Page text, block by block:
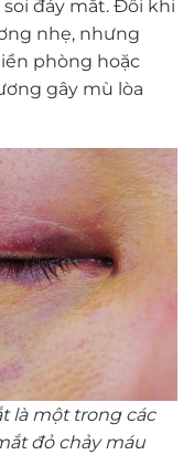
đáy mắt. Đôi khi
nhẹ, nhưng
phòng hoặc
gây mù lòa
là một trong các
đỏ chảy máu